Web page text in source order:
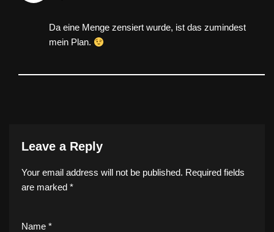
Da eine Menge zensiert wurde, ist das zumindest
mein Plan.
Leave a Reply
Your email address will not be published. Required fields
are marked *
Name *